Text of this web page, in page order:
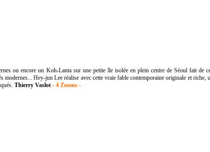
ou encore un Koh-Lanta sur une petite île isolée en plein centre de Séoul fait de
modernes... Hey-jun Lee réalise avec cette vraie fable contemporaine originale et
Thierry Vaslot - 4 Zooms -